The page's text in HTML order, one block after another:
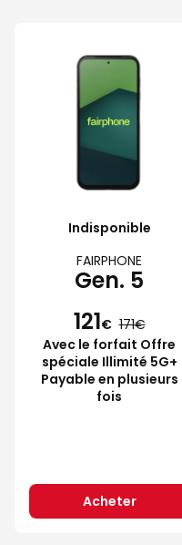
Indisponible
FAIRPHONE
Gen. 5
121€ 171
Avec le forfait Offre
spéciale Illimité 5G+
Payable en plusieurs
fois
Acheter